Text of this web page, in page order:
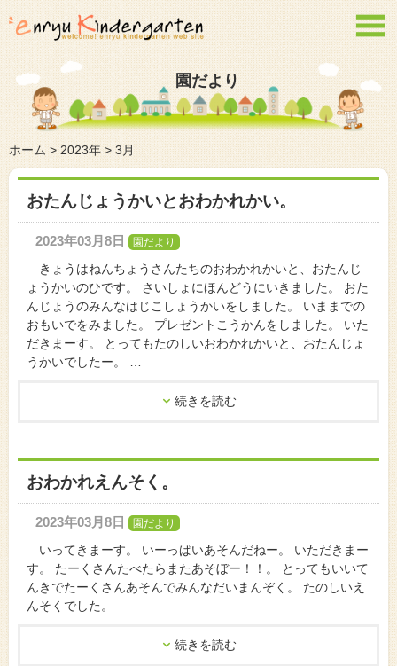

園だより
ホーム>2023年>3月
おたんじょうかいとおわかれかい。
2023年03月8日 園だより
きょうはねんちょうさんたちのおわかれかいと、おたんじ
ょうかいのひです。 さいしょにほんどうにいきました。 おた
んじょうのみんなはじこしょうかいをしました。 いままでの
おもいでをみました。 プレゼントこうかんをしました。 いた
だきまーす。 とってもたのしいおわかれかいと、おたんじょ
うかいでしたー。 …
続きを読む
おわかれえんそく。
2023年03月8日 園だより
いってきまーす。 いーっぱいあそんだねー。 いただきまー
す。 たーくさんたべたらまたあそぼー！！。 とってもいいて
んきでたーくさんあそんでみんなだいまんぞく。 たのしいえ
んそくでした。
続きを読む